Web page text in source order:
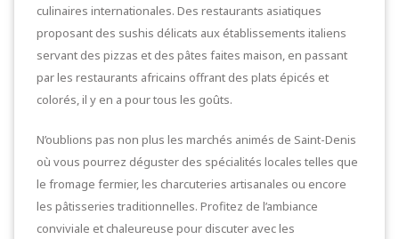
culinaires internationales. Des restaurants asiatiques
proposant des sushis délicats aux établissements italiens
servant des pizzas et des pâtes faites maison, en passant
par les restaurants africains offrant des plats épicés et
colorés, il y en a pour tous les goûts.
N’oublions pas non plus les marchés animés de Saint-Denis
où vous pourrez déguster des spécialités locales telles que
le fromage fermier, les charcuteries artisanales ou encore
les pâtisseries traditionnelles. Profitez de l’ambiance
conviviale et chaleureuse pour discuter avec les